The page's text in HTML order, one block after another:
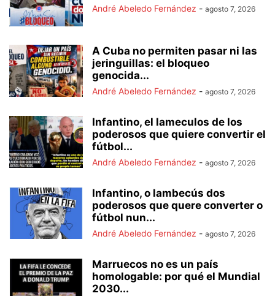
André Abeledo Fernández - agosto 7, 2026
A Cuba no permiten pasar ni las
jeringuillas: el bloqueo
genocida...
André Abeledo Fernández - agosto 7, 2026
Infantino, el lameculos de los
poderosos que quiere convertir el
fútbol...
André Abeledo Fernández - agosto 7, 2026
Infantino, o lambecús dos
poderosos que quere converter o
fútbol nun...
André Abeledo Fernández - agosto 7, 2026
Marruecos no es un país
homologable: por qué el Mundial
2030...